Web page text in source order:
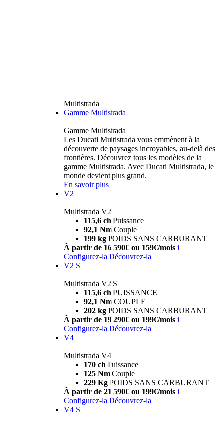
Multistrada
Gamme Multistrada
Gamme Multistrada
Les Ducati Multistrada vous emmènent à la
découverte de paysages incroyables, au-delà des
frontières. Découvrez tous les modèles de la
gamme Multistrada. Avec Ducati Multistrada, le
monde devient plus grand.
En savoir plus
V2
Multistrada V2
115,6 ch Puissance
92,1 Nm Couple
199 kg POIDS SANS CARBURANT
À partir de 16 590€ ou 159€/mois i
Configurez-la Découvrez-la
V2 S
Multistrada V2 S
115,6 ch PUISSANCE
92,1 Nm COUPLE
202 kg POIDS SANS CARBURANT
À partir de 19 290€ ou 199€/mois i
Configurez-la Découvrez-la
V4
Multistrada V4
170 ch Puissance
125 Nm Couple
229 Kg POIDS SANS CARBURANT
À partir de 21 590€ ou 199€/mois i
Configurez-la Découvrez-la
V4 S